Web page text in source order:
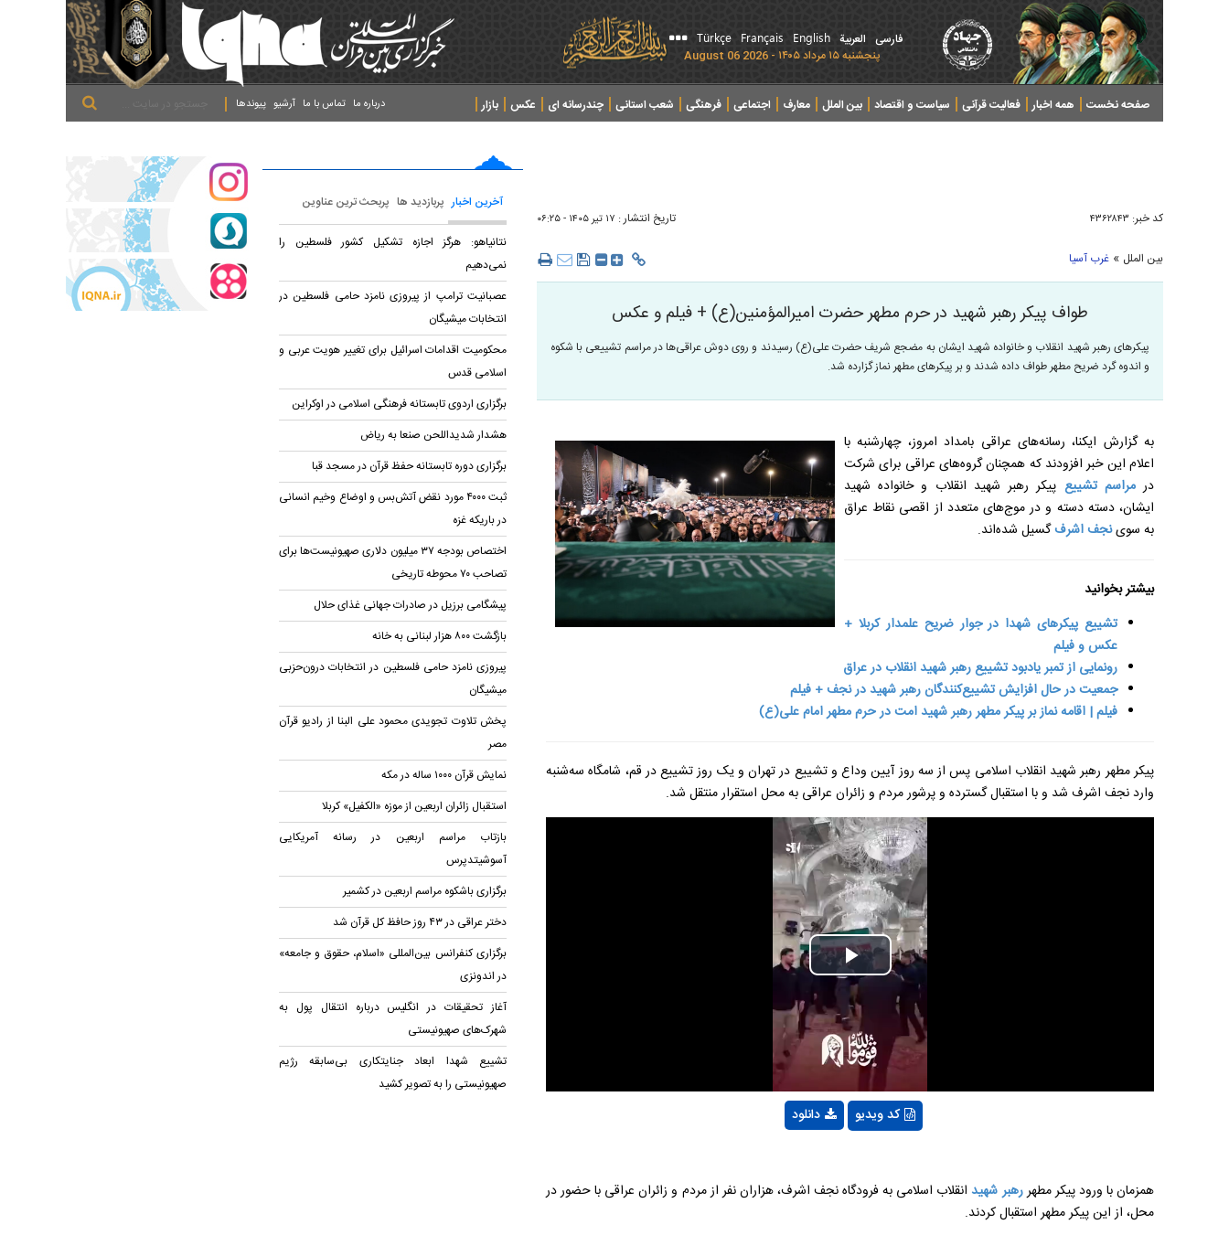
فارسی العربیة English
Français
Türkçe
پنجشنبه ۱۵ مرداد ۱۴۰۵ - 2026 August 06
صفحه نخست همه اخبار فعالیت قرآنی سیاست و اقتصاد بین الملل معارف اجتماعی فرهنگی شعب استانی چندرسانه ای عکس
بازار
پیوندها آرشیو تماس با ما درباره ما
کد خبر: ۴۳۶۲۸۴۳ تاریخ انتشار : ۱۷ تير ۱۴۰۵ - ۰۶:۲۵
بین الملل » غرب آسیا
طواف پیکر رهبر شهید در حرم مطهر حضرت اميرالمؤمنين(ع) + فیلم و عکس
پیکرهای رهبر شهید انقلاب و خانواده شهید ایشان به مضجع شریف حضرت علی(ع) رسیدند و روی دوش عراقی‌ها در مراسم تشییعی با شکوه
و اندوه گرد ضریح مطهر طواف داده شدند و بر پیکرهای مطهر نماز گزارده شد.
به گزارش ایکنا، رسانه‌های عراقی بامداد امروز، چهارشنبه با
اعلام این خبر افزودند که همچنان گروه‌های عراقی برای شرکت
درمراسم تشییع پیکر رهبر شهید انقلاب و خانواده شهید
ایشان، دسته دسته و در موج‌های متعدد از اقصی نقاط عراق
به سوینجف اشرفگسیل شده‌اند.
بیشتر بخوانید
تشییع پیکرهای شهدا در جوار ضریح علمدار کربلا +
عکس و فیلم
رونمایی از تمبر یادبود تشییع رهبر شهيد انقلاب در عراق
جمعیت در حال افزایش تشییع‌کنندگان رهبر شهید در نجف + فیلم
فیلم | اقامه نماز بر پیکر مطهر رهبر شهید امت در حرم مطهر امام علی(ع)
پیکر مطهر رهبر شهید انقلاب اسلامی پس از سه روز آیین وداع و تشییع در تهران و یک روز تشییع در قم، شامگاه سه‌شنبه
وارد نجف اشرف شد و با استقبال گسترده و پرشور مردم و زائران عراقی به محل استقرار منتقل شد.
Play
Video
کد ویدیو دانلود
همزمان با ورود پیکر مطهررهبر شهید انقلاب اسلامی به فرودگاه نجف اشرف، هزاران نفر از مردم و زائران عراقی با حضور در
محل، از این پیکر مطهر استقبال کردند.
آخرین اخبار پربازدید ها پربحث ترین عناوین
نتانیاهو: هرگز اجازه تشکیل کشور فلسطین را
نمی‌دهیم
عصبانیت ترامپ از پیروزی نامزد حامی فلسطین در
انتخابات میشیگان
محکومیت اقدامات اسرائیل برای تغییر هویت عربی و
اسلامی قدس
برگزاری اردوی تابستانه فرهنگی اسلامی در اوکراین
هشدار شدیداللحن صنعا به ریاض
برگزاری دوره تابستانه حفظ قرآن در مسجد قبا
ثبت ۴۰۰۰ مورد نقض آتش‌بس و اوضاع وخیم انسانی
در باریکه غزه
اختصاص بودجه ۳۷ میلیون دلاری صهیونیست‌ها برای
تصاحب ۷۰ محوطه تاریخی
پیشگامی برزیل در صادرات جهانی غذای حلال
بازگشت ۸۰۰ هزار لبنانی به خانه
پیروزی نامزد حامی فلسطین در انتخابات درون‌حزبی
میشیگان
پخش تلاوت تجویدی محمود علی البنا از رادیو قرآن
مصر
نمایش قرآن ۱۰۰۰ ساله در مکه
استقبال زائران اربعین از موزه «الکفیل» کربلا
بازتاب مراسم اربعین در رسانه آمریکایی
آسوشیتدپرس
برگزاری باشکوه مراسم اربعین در کشمیر
دختر عراقی در ۴۳ روز حافظ کل قرآن شد
برگزاری کنفرانس بین‌المللی «اسلام، حقوق و جامعه»
در اندونزی
آغاز تحقیقات در انگلیس درباره انتقال پول به
شهرک‌های صهیونیستی
تشییع شهدا ابعاد جنایتکاری بی‌سابقه رژیم
صهیونیستی را به تصویر کشید